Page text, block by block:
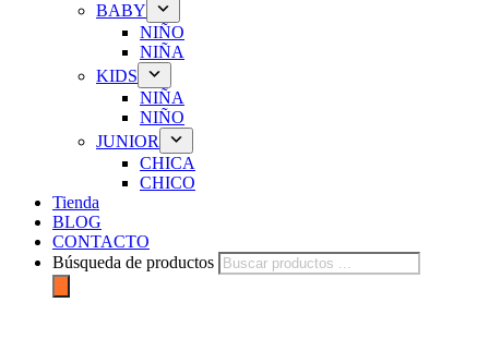
BABY
NIÑO
NIÑA
KIDS
NIÑA
NIÑO
JUNIOR
CHICA
CHICO
Tienda
BLOG
CONTACTO
Búsqueda de productos